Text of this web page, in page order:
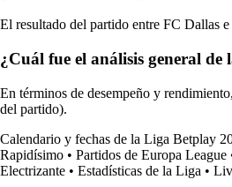
El resultado del partido entre FC Dallas
¿Cuál fue el análisis general
En términos de desempeño y
del partido).
Calendario y fechas de la Liga Betplay
Rapidísimo • Partidos de Europa League
Electrizante • Estadísticas de la Liga •